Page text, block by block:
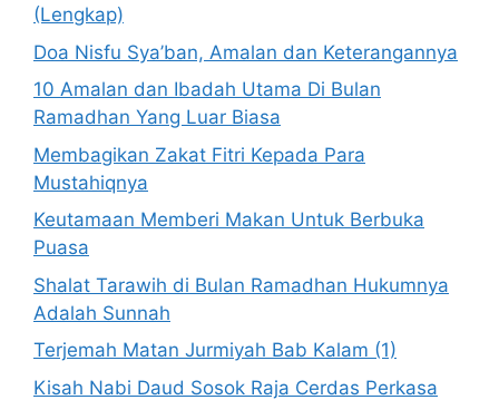
(Lengkap)
Doa Nisfu Sya’ban, Amalan dan Keterangannya
10 Amalan dan Ibadah Utama Di Bulan
Ramadhan Yang Luar Biasa
Membagikan Zakat Fitri Kepada Para
Mustahiqnya
Keutamaan Memberi Makan Untuk Berbuka
Puasa
Shalat Tarawih di Bulan Ramadhan Hukumnya
Adalah Sunnah
Terjemah Matan Jurmiyah Bab Kalam (1)
Kisah Nabi Daud Sosok Raja Cerdas Perkasa